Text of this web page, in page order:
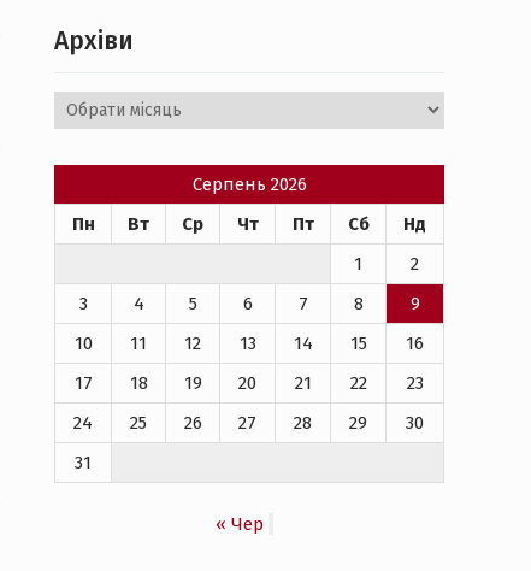
Архіви
Архіви
Серпень 2026
Пн
Вт Ср Чт Пт Сб
Нд
1
2
3
4 5 6 7 8
9
10
11 12 13 14 15
16
17
18 19 20 21 22
23
24
25 26 27 28 29
30
31
« Чер